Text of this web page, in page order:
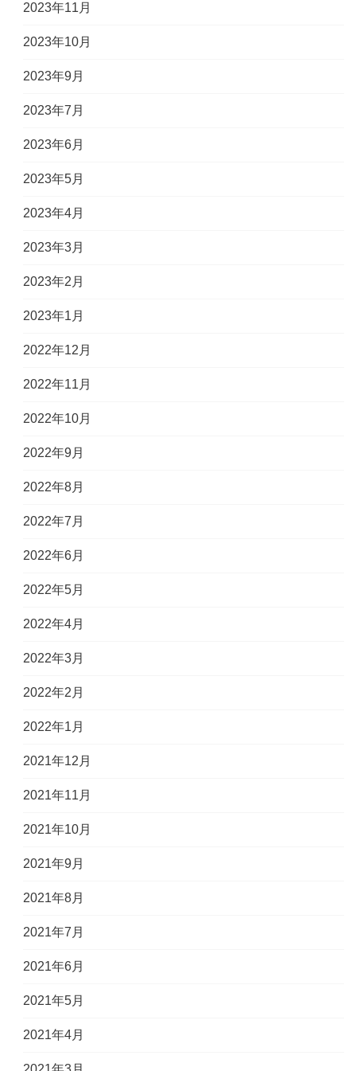
2023年11月
2023年10月
2023年9月
2023年7月
2023年6月
2023年5月
2023年4月
2023年3月
2023年2月
2023年1月
2022年12月
2022年11月
2022年10月
2022年9月
2022年8月
2022年7月
2022年6月
2022年5月
2022年4月
2022年3月
2022年2月
2022年1月
2021年12月
2021年11月
2021年10月
2021年9月
2021年8月
2021年7月
2021年6月
2021年5月
2021年4月